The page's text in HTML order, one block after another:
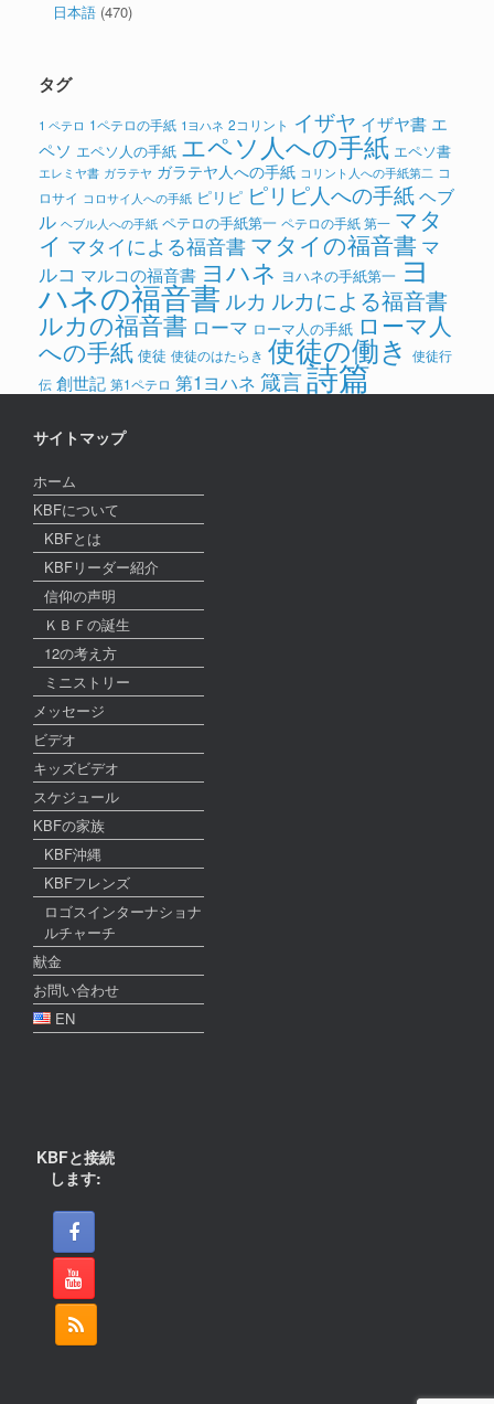
日本語 (470)
タグ
1 ペテロ 1ペテロの手紙 1ヨハネ 2コリント イザヤ イザヤ書 エ
ペソ エペソ人の手紙 エペソ人への手紙 エペソ書
エレミヤ書 ガラテヤ ガラテヤ人への手紙 コリント人への手紙第二 コ
ロサイ コロサイ人への手紙 ピリピ ピリピ人への手紙ヘブ
ル ヘブル人への手紙 ペテロの手紙第一 ペテロの手紙 第一 マタ
イ マタイによる福音書 マタイの福音書 マ
ルコ マルコの福音書 ヨハネ ヨハネの手紙第一 ヨ
ハネの福音書 ルカ ルカによる福音書
ルカの福音書 ローマ ローマ人の手紙 ローマ人
への手紙 使徒 使徒のはたらき 使徒の働き 使徒行
伝 創世記 第1ペテロ 第1ヨハネ 箴言詩篇
サイトマップ
ホーム
KBFについて
KBFとは
KBFリーダー紹介
信仰の声明
ＫＢＦの誕生
12の考え方
ミニストリー
メッセージ
ビデオ
キッズビデオ
スケジュール
KBFの家族
KBF沖縄
KBFフレンズ
ロゴスインターナショナ
ルチャーチ
献金
お問い合わせ
EN
KBFと接続
します: